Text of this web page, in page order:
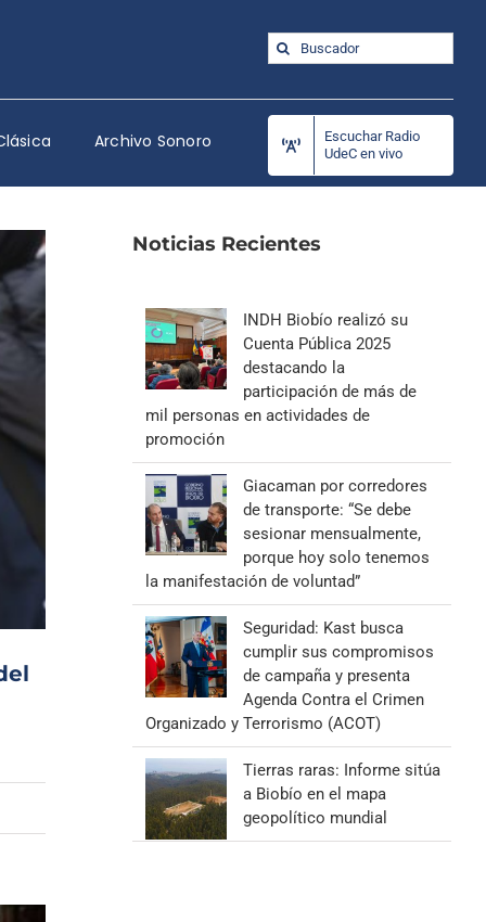
Buscar:
Archivo Sonoro
Escuchar Radio
UdeC en vivo
Noticias Recientes
INDH Biobío realizó su
Cuenta Pública 2025
destacando la
participación de más de
mil personas en actividades de
promoción
Giacaman por corredores
de transporte: “Se debe
sesionar mensualmente,
porque hoy solo tenemos
la manifestación de voluntad”
Seguridad: Kast busca
cumplir sus compromisos
de campaña y presenta
Agenda Contra el Crimen
Organizado y Terrorismo (ACOT)
Tierras raras: Informe sitúa
a Biobío en el mapa
geopolítico mundial